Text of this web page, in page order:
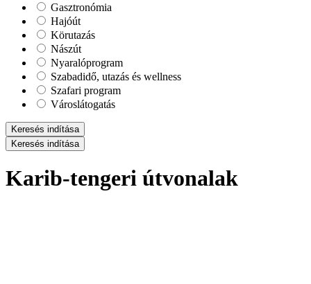
Gasztronómia
Hajóút
Körutazás
Nászút
Nyaralóprogram
Szabadidő, utazás és wellness
Szafari program
Városlátogatás
Keresés indítása
Keresés indítása
Karib-tengeri útvonalak